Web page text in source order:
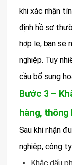
khi xác nhận
định hồ sơ
hợp lệ, bạn sẽ
nghiệp. Tuy
cầu bổ sung
Bước 3 –
hàng, thông
Sau khi nhận
nghiệp, công
Khắc dấu